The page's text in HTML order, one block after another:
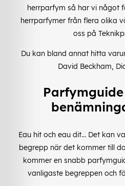
herrparfym så har vi något
herrparfymer från flera olika
oss på
Du kan bland annat hitta
David Beckham,
Eau hit och eau dit... Det kan
begrepp när det kommer till
kommer en snabb
vanligaste begreppen och